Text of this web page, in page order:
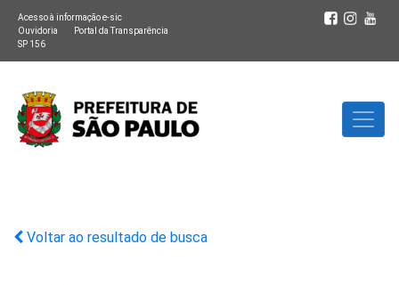
Acesso à informação e-sic
Ouvidoria
Portal da Transparência
SP 156
Voltar ao resultado de busca